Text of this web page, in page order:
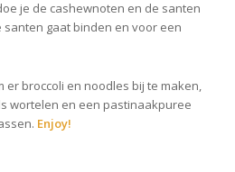
je de cashewnoten en de santen
santen gaat binden en voor een
er broccoli en noodles bij te maken,
wortelen en een pastinaakpuree
Enjoy!